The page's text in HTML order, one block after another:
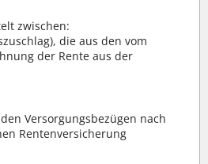
zwischen:
die aus den vom
der Rente aus der
Versorgungsbezügen nach
Rentenversicherung